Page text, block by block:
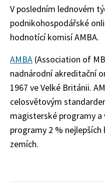
V posledním lednovém
podnikohospodářské
hodnotící komisí AMBA.
AMBA (Association of
nadnárodní akreditační
1967 ve Velké Británii.
celosvětovým
magisterské programy
programy 2 % nejlepších
zemích.